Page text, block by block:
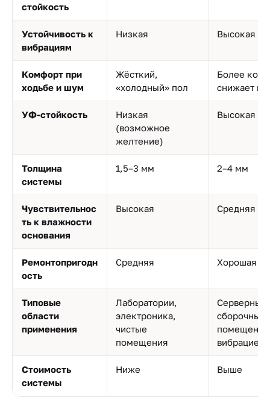
стойкость
Устойчивость к
вибрациям
Низкая Высокая
Комфорт при
ходьбе и шум
Жёсткий,
«холодный» пол
Более
снижает
УФ-стойкость
Низкая
(возможное
желтение)
Высокая
Толщина
системы
1,5–3 мм 2–4 мм
Чувствительнос
ть к влажности
основания
Высокая Средняя
Ремонтопригодн
ость
Средняя Хорошая
Типовые
области
применения
Лаборатории,
электроника,
чистые
помещения
Серверные,
сборочные
помещения
вибрацией
Стоимость
системы
Ниже Выше